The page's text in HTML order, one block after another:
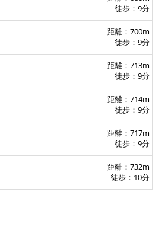
JR奈良駅東口バスのりば
JR奈良駅(関西空港線・下り)
JR奈良駅
徒歩：9分
距離：700m
徒歩：9分
距離：713m
徒歩：9分
距離：714m
徒歩：9分
距離：717m
徒歩：9分
距離：732m
徒歩：10分